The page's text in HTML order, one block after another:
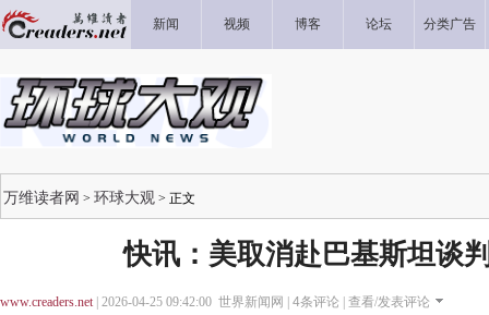
新闻 视频 博客 论坛 分类广告
万维读者网 > 环球大观 > 正文
快讯：美取消赴巴基斯坦谈
www.creaders.net| 2026-04-25 09:42:00 世界新闻网 | 4条评论 | 查看/发表评论